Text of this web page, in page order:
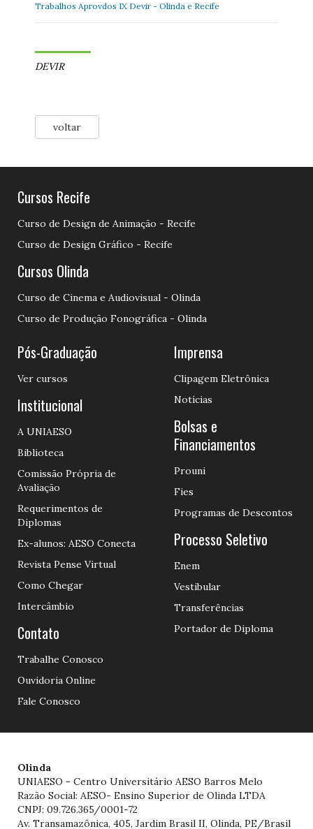
Trabalhos Aprovdos IX Devir - Olinda e Recife
DEVIR
voltar
Cursos Recife
Curso de Design de Animação - Recife
Curso de Design Gráfico - Recife
Cursos Olinda
Curso de Cinema e Audiovisual - Olinda
Curso de Produção Fonográfica - Olinda
Pós-Graduação
Ver cursos
Institucional
A UNIAESO
Biblioteca
Comissão Própria de
Avaliação
Requerimentos de
Diplomas
Ex-alunos: AESO Conecta
Revista Pense Virtual
Como Chegar
Intercâmbio
Contato
Trabalhe Conosco
Ouvidoria Online
Fale Conosco
Imprensa
Clipagem Eletrônica
Notícias
Bolsas e
Financiamentos
Prouni
Fies
Programas de Descontos
Processo Seletivo
Enem
Vestibular
Transferências
Portador de Diploma
Olinda
UNIAESO - Centro Universitário AESO Barros Melo
Razão Social: AESO- Ensino Superior de Olinda LTDA
CNPJ: 09.726.365/0001-72
Av. Transamazônica, 405, Jardim Brasil II, Olinda, PE/Brasil